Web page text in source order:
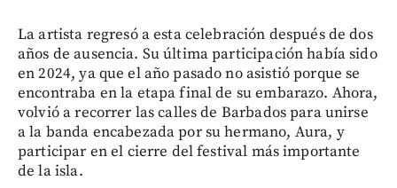
La artista regresó a esta celebración después de dos
años de ausencia. Su última participación había sido
en 2024, ya que el año pasado no asistió porque se
encontraba en la etapa final de su embarazo. Ahora,
volvió a recorrer las calles de Barbados para unirse
a la banda encabezada por su hermano, Aura, y
participar en el cierre del festival más importante
de la isla.